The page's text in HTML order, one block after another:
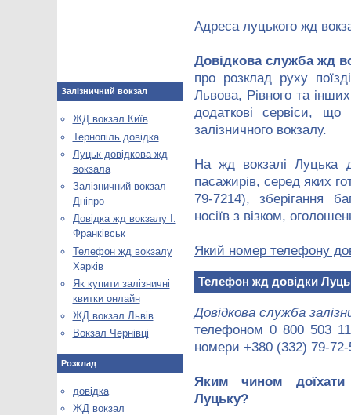
Адреса луцького жд
Довідкова служба жд
про розклад руху
Львова, Рівного та
додаткові сервіси, що
залізничного вокзалу.
На жд вокзалі Луцька
пасажирів, серед яких
79-7214), зберігання
носіїв з візком,
Який номер телефону
Телефон жд довідки
Довідкова служба
телефоном 0 800 503
номери +380 (332) 79-
Яким чином
Луцьку?
Залізничний вокзал
ЖД вокзал Київ
Тернопіль довідка
Луцьк довідкова жд
вокзала
Залізничний вокзал
Дніпро
Довідка жд вокзалу І.
Франківськ
Телефон жд вокзалу
Харків
Як купити залізничні
квитки онлайн
ЖД вокзал Львів
Вокзал Чернівці
Розклад
довідка
ЖД вокзал